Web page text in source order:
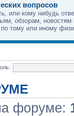
вопросов
или кому нибудь
обзорам, новостям
тому или иному
форуме: